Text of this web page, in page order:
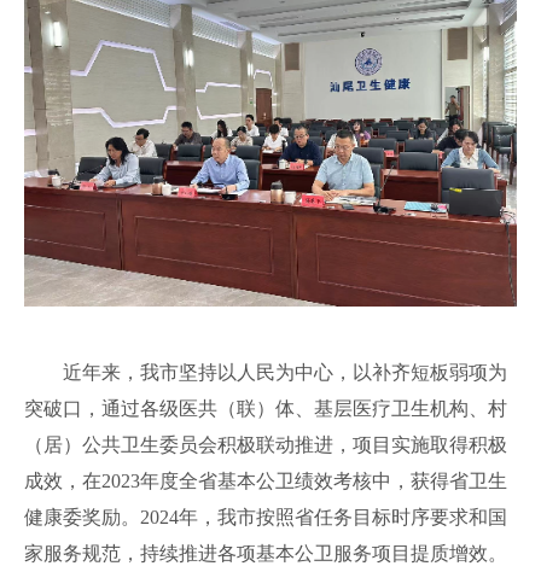
近年来，我市坚持以人民为中心，以补齐短板弱项为
突破口，通过各级医共（联）体、基层医疗卫生机构、村
（居）公共卫生委员会积极联动推进，项目实施取得积极
成效，在2023年度全省基本公卫绩效考核中，获得省卫生
健康委奖励。2024年，我市按照省任务目标时序要求和国
家服务规范，持续推进各项基本公卫服务项目提质增效。